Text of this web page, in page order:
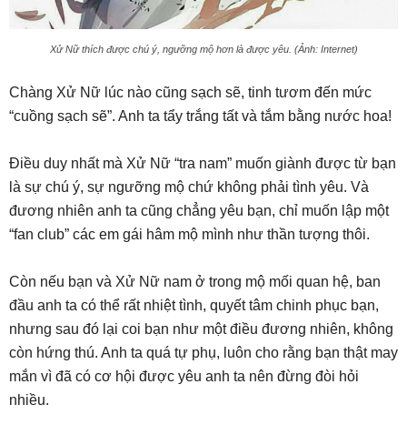
Xử Nữ thích được chú ý, ngưỡng mộ hơn là được yêu. (Ảnh: Internet)
Chàng Xử Nữ lúc nào cũng sạch sẽ, tinh tươm đến mức
“cuồng sạch sẽ”. Anh ta tẩy trắng tất và tắm bằng nước hoa!
Điều duy nhất mà Xử Nữ “tra nam” muốn giành được từ bạn
là sự chú ý, sự ngưỡng mộ chứ không phải tình yêu. Và
đương nhiên anh ta cũng chẳng yêu bạn, chỉ muốn lập một
“fan club” các em gái hâm mộ mình như thần tượng thôi.
Còn nếu bạn và Xử Nữ nam ở trong mộ mối quan hệ, ban
đầu anh ta có thể rất nhiệt tình, quyết tâm chinh phục bạn,
nhưng sau đó lại coi bạn như một điều đương nhiên, không
còn hứng thú. Anh ta quá tự phụ, luôn cho rằng bạn thật may
mắn vì đã có cơ hội được yêu anh ta nên đừng đòi hỏi
nhiều.